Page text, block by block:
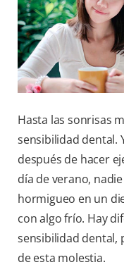
Hasta las sonrisas
sensibilidad dental.
después de hacer
día de verano,
hormigueo en un
con algo frío. Hay
sensibilidad dental,
de esta molestia.